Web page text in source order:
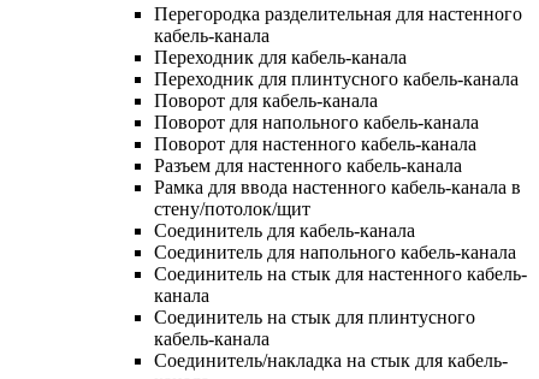
Перегородка разделительная для настенного
кабель-канала
Переходник для кабель-канала
Переходник для плинтусного кабель-канала
Поворот для кабель-канала
Поворот для напольного кабель-канала
Поворот для настенного кабель-канала
Разъем для настенного кабель-канала
Рамка для ввода настенного кабель-канала в
стену/потолок/щит
Соединитель для кабель-канала
Соединитель для напольного кабель-канала
Соединитель на стык для настенного кабель-
канала
Соединитель на стык для плинтусного
кабель-канала
Соединитель/накладка на стык для кабель-